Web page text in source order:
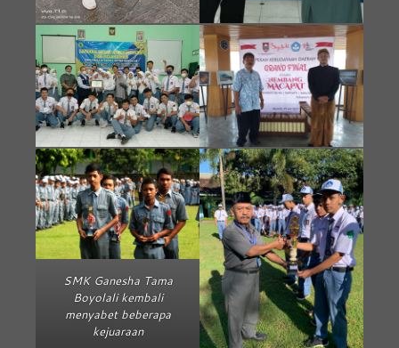
SMK Ganesha Tama
Boyolali kembali
menyabet beberapa
kejuaraan